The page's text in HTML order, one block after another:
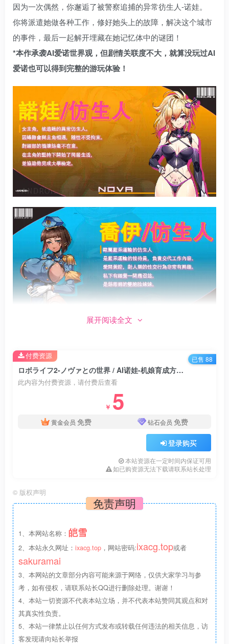
因为一次偶然，你邂逅了被警察追捕的异常彷生人-诺娃。
你将派遣她做各种工作，修好她头上的故障，解决这个城市
的事件，最后一起解开埋藏在她记忆体中的谜团！
*本作承袭AI爱诺世界观，但剧情关联度不大，就算没玩过AI
爱诺也可以得到完整的游玩体验！
可组合上千种以上造型。
H事件全语音与搭载SPINE功能的动态CG
轻战斗、轻探索系统，强化游戏沉浸感
12万字的剧情脚本、多结局路线、日后谈(无时限)模式
这是一款时间管理与轻养成要素的文字冒险游戏
你可以派遣机娘工作、获得金钱提升她的性能与外型
同时解决居民们的困扰，获得更多的开发素材让诺娃更加
展开阅读全文
ロボライフ2-ノヴァとの世界 / AI诺娃-机娘育成方程式2
此内容为付费资源，请付费后查看
￥ 5
黄金会员 免费 钻石会员 免费
登录购买
本站资源在一定时间内保证可用
如已购资源无法下载请联系站长处理
付费资源 已售 88
© 版权声明
免责声明
1、本网站名称： 皑雪
2、本站永久网址： ixacg.top ，网站密码:ixacg.top或者
sakuramai
3、本网站的文章部分内容可能来源于网络，仅供大家学习与参
考，如有侵权，请联系站长QQ进行删除处理。谢谢！
4、本站一切资源不代表本站立场，并不代表本站赞同其观点和对
其真实性负责。
5、本站一律禁止以任何方式发布或转载任何违法的相关信息，访
客发现请向站长举报